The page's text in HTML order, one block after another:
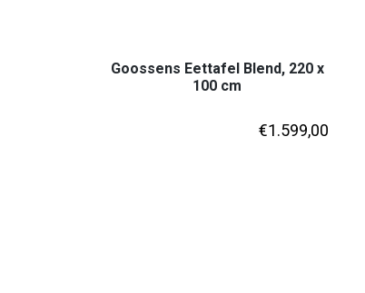
Goossens Eettafel Blend, 220 x
100 cm
€1.599,00